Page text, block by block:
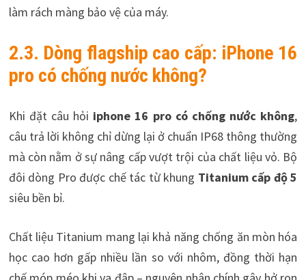
làm rách màng bảo vệ của máy.
2.3. Dòng flagship cao cấp: iPhone 16
pro có chống nước không?
Khi đặt câu hỏi iphone 16 pro có chống nước không,
câu trả lời không chỉ dừng lại ở chuẩn IP68 thông thường
mà còn nằm ở sự nâng cấp vượt trội của chất liệu vỏ. Bộ
đôi dòng Pro được chế tác từ khung Titanium cấp độ 5
siêu bền bỉ.
Chất liệu Titanium mang lại khả năng chống ăn mòn hóa
học cao hơn gấp nhiều lần so với nhôm, đồng thời hạn